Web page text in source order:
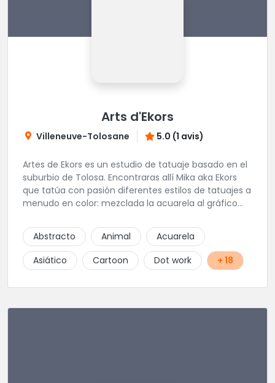
Arts d'Ekors
Villeneuve-Tolosane 5.0 (1 avis)
Artes de Ekors es un estudio de tatuaje basado en el
suburbio de Tolosa. Encontraras allí Mika aka Ekors
que tatúa con pasión diferentes estilos de tatuajes a
menudo en color: mezclada la acuarela al gráfico
también Sonia aka So' Tattoo que trabaja el dotwork
con mucha ligereza, y por fin, Kiko aka
Kiko.sandfennec ! Entonces ven a vernos cuando la
envidia te picará...
Abstracto Animal
Acuarela
Asiático
Cartoon Dot work + 18